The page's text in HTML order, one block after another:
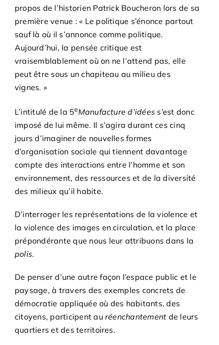
propos de l’historien Patrick Boucheron lors de sa
première venue : « Le politique s’énonce partout
sauf là où il s’annonce comme politique.
Aujourd’hui, la pensée critique est
vraisemblablement où on ne l’attend pas, elle
peut être sous un chapiteau au milieu des
vignes. »
L’intitulé de la 5eManufacture d’idées s’est donc
imposé de lui même. Il s’agira durant ces cinq
jours d’imaginer de nouvelles formes
d’organisation sociale qui tiennent davantage
compte des interactions entre l’homme et son
environnement, des ressources et de la diversité
des milieux qu’il habite.
D’interroger les représentations de la violence et
la violence des images en circulation, et la place
prépondérante que nous leur attribuons dans la
polis.
De penser d’une autre façon l’espace public et le
paysage, à travers des exemples concrets de
démocratie appliquée où des habitants, des
citoyens, participent au réenchantement de leurs
quartiers et des territoires.